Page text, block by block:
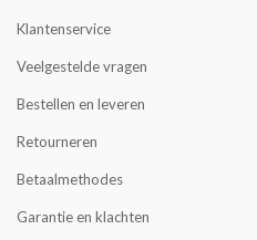
Klantenservice
Veelgestelde vragen
Bestellen en leveren
Retourneren
Betaalmethodes
Garantie en klachten